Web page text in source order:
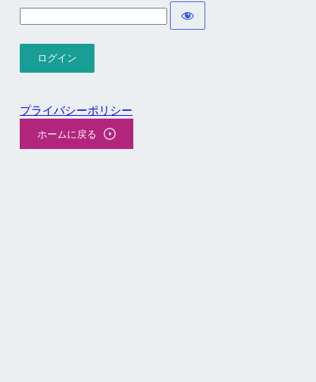
プライバシーポリシー
ホームに戻る